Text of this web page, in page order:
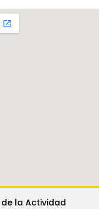
la Actividad